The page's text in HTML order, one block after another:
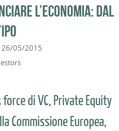
l’economia: dal
26/05/2015
di VC, Private Equity
Commissione Europea,